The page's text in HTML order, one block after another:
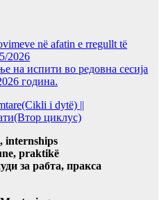
në afatin e rregullt të
2026
испити во редовна сесија
година.
i dytë) ||
циклус)
internships
praktikë
за рабта, пракса